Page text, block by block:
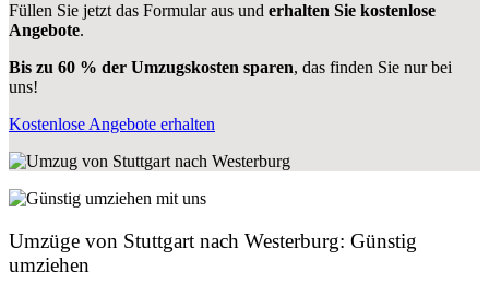
Füllen Sie jetzt das Formular aus und erhalten Sie kostenlose
Angebote.
Bis zu 60 % der Umzugskosten sparen, das finden Sie nur bei
uns!
Kostenlose Angebote erhalten
Umzüge von Stuttgart nach Westerburg: Günstig
umziehen